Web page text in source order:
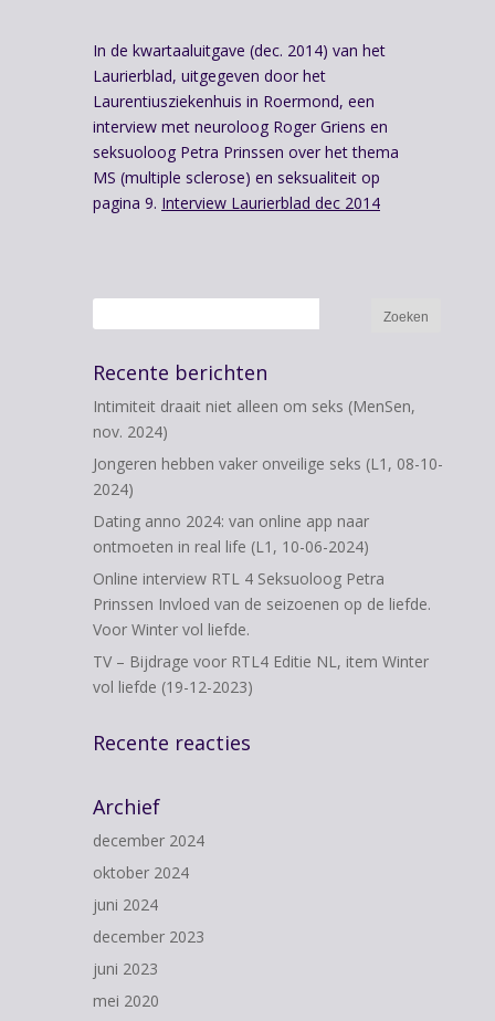
In de kwartaaluitgave (dec. 2014) van het
Laurierblad, uitgegeven door het
Laurentiusziekenhuis in Roermond, een
interview met neuroloog Roger Griens en
seksuoloog Petra Prinssen over het thema
MS (multiple sclerose) en seksualiteit op
pagina 9. Interview Laurierblad dec 2014
Recente berichten
Intimiteit draait niet alleen om seks (MenSen,
nov. 2024)
Jongeren hebben vaker onveilige seks (L1, 08-10-
2024)
Dating anno 2024: van online app naar
ontmoeten in real life (L1, 10-06-2024)
Online interview RTL 4 Seksuoloog Petra
Prinssen Invloed van de seizoenen op de liefde.
Voor Winter vol liefde.
TV – Bijdrage voor RTL4 Editie NL, item Winter
vol liefde (19-12-2023)
Recente reacties
Archief
december 2024
oktober 2024
juni 2024
december 2023
juni 2023
mei 2020